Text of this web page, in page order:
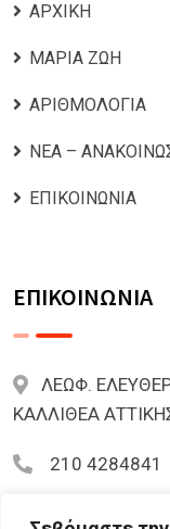
ΑΡΧΙΚΗ
ΜΑΡΙΑ ΖΩΗ
ΑΡΙΘΜΟΛΟΓΙΑ
ΝΕΑ –
ΕΠΙΚΟΙΝΩΝΙΑ
ΕΠΙΚΟΙΝΩΝΙΑ
ΛΕΩΦ.
ΚΑΛΛΙΘΕΑ
210 4284841